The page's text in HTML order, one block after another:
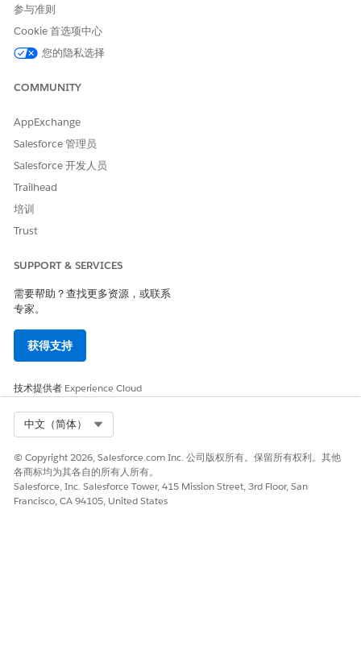
成功登录 Salesforce，绕过安全层，否则安全层会触发无法识别的
IP 的登录挑战。当进入时，攻击者可以导出敏感的客户数据，修改
关键配置，或安装恶意的第三方集成。
风险影响注意事项
根据存储在平台中的敏感数据和可以访问数据的任何用户或集成用
高风险
低风险或无风险
当实施以下一项或多项时，此控制可视为低风险：
已配置 MFA
单点注销已配置
业务和集成注意事项
客户应评估与集成用户相关的 IP 地址。
建议的补救措施
考虑集成用户，以及连接到组织的已连接或外部应用程序网络。
参与准则
Cookie 首选项中心
您的隐私选择
COMMUNITY
AppExchange
Salesforce 管理员
Salesforce 开发人员
Trailhead
培训
Trust
SUPPORT & SERVICES
需要帮助？查找更多资源，或联系
专家。
获得支持
技术提供者 Experience Cloud
中文（简体）
© Copyright 2026, Salesforce.com Inc. 公司版权所有。保留所有权利。其他
各商标均为其各自的所有人所有。
Salesforce, Inc. Salesforce Tower, 415 Mission Street, 3rd Floor, San
Francisco, CA 94105, United States